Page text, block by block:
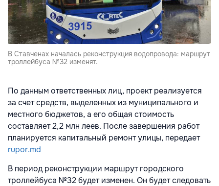
В Ставченах началась реконструкция водопровода: маршрут
троллейбуса №32 изменят.
По данным ответственных лиц, проект реализуется
за счет средств, выделенных из муниципального и
местного бюджетов, а его общая стоимость
составляет 2,2 млн леев. После завершения работ
планируется капитальный ремонт улицы, передает
rupor.md
В период реконструкции маршрут городского
троллейбуса №32 будет изменен. Он будет следовать